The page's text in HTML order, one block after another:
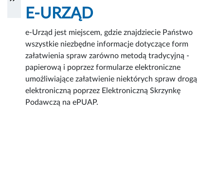
E-URZĄD
e-Urząd jest miejscem, gdzie znajdziecie Państwo
wszystkie niezbędne informacje dotyczące form
załatwienia spraw zarówno metodą tradycyjną -
papierową i poprzez formularze elektroniczne
umożliwiające załatwienie niektórych spraw drogą
elektroniczną poprzez Elektroniczną Skrzynkę
Podawczą na ePUAP.